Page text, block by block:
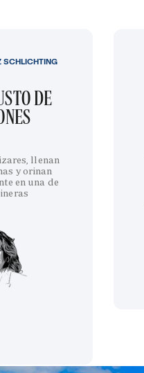
DE
llenan
y orinan
en una de
SCHLICHTING